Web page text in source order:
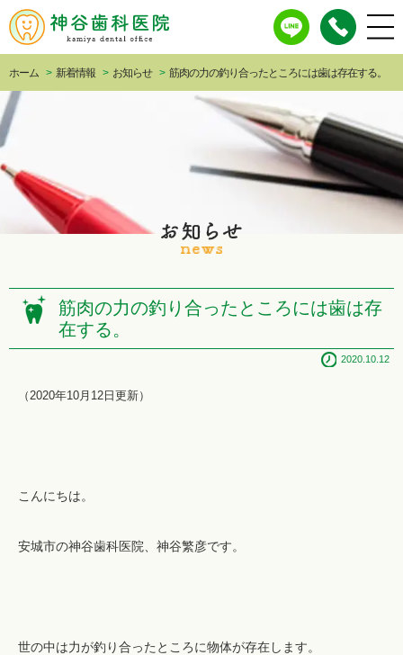
ホーム > 新着情報 > お知らせ > 筋肉の力の釣り合ったところには歯は存在する。
筋肉の力の釣り合ったところには歯は存
在する。
2020.10.12
（2020年10月12日更新）
こんにちは。
安城市の神谷歯科医院、神谷繁彦です。
世の中は力が釣り合ったところに物体が存在します。